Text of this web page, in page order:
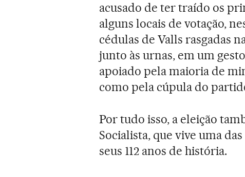
acusado de ter traído os
alguns locais de votação,
cédulas de Valls rasgadas
junto às urnas, em um
apoiado pela maioria de
como pela cúpula do
Por tudo isso, a eleição
Socialista, que vive uma
seus 112 anos de história.